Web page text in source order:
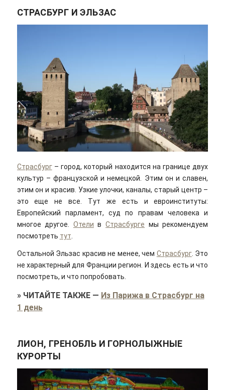
СТРАСБУРГ И ЭЛЬЗАС
Страсбург– город, который находится на границе двух
культур – французской и немецкой. Этим он и славен,
этим он и красив. Узкие улочки, каналы, старый центр –
это еще не все. Тут же есть и евроинституты:
Европейский парламент, суд по правам человека и
многое другое. Отели вСтрасбурге мы рекомендуем
посмотреть тут.
Остальной Эльзас красив не менее, чем Страсбург. Это
не характерный для Франции регион. И здесь есть и что
посмотреть, и что попробовать.
» ЧИТАЙТЕ ТАКЖЕ— Из Парижа в Страсбург на
1 день
ЛИОН, ГРЕНОБЛЬ И ГОРНОЛЫЖНЫЕ
КУРОРТЫ